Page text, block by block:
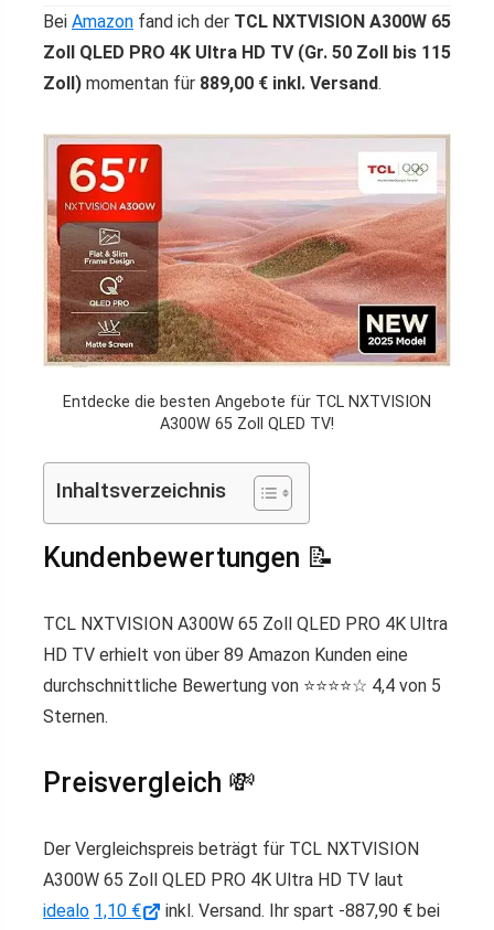
Bei Amazon fand ich der TCL NXTVISION A300W 65
Zoll QLED PRO 4K Ultra HD TV (Gr. 50 Zoll bis 115
Zoll) momentan für 889,00 € inkl. Versand.
Entdecke die besten Angebote für TCL NXTVISION
A300W 65 Zoll QLED TV!
Inhaltsverzeichnis
Kundenbewertungen 📝
TCL NXTVISION A300W 65 Zoll QLED PRO 4K Ultra
HD TV erhielt von über 89 Amazon Kunden eine
durchschnittliche Bewertung von ⭐️⭐️⭐️⭐️☆ 4,4 von 5
Sternen.
Preisvergleich 💸
Der Vergleichspreis beträgt für TCL NXTVISION
A300W 65 Zoll QLED PRO 4K Ultra HD TV laut
idealo 1,10 €
inkl. Versand. Ihr spart -887,90 € bei